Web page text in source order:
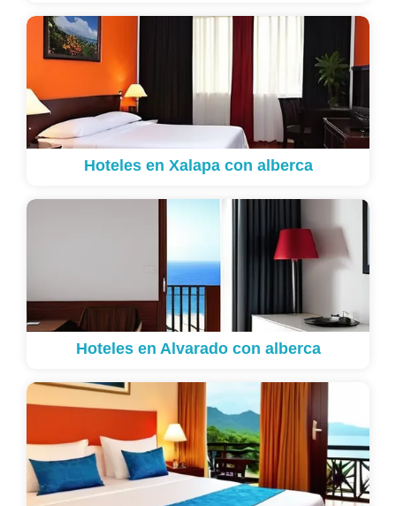
Hoteles en Xalapa con alberca
Hoteles en Alvarado con alberca